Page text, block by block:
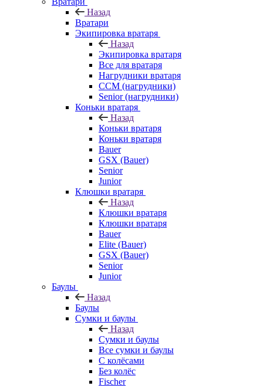
Назад
Вратари
Экипировка вратаря
Назад
Экипировка вратаря
Все для вратаря
Нагрудники вратаря
CCM (нагрудники)
Senior (нагрудники)
Коньки вратаря
Назад
Коньки вратаря
Коньки вратаря
Bauer
GSX (Bauer)
Senior
Junior
Клюшки вратаря
Назад
Клюшки вратаря
Клюшки вратаря
Bauer
Elite (Bauer)
GSX (Bauer)
Senior
Junior
Баулы
Назад
Баулы
Сумки и баулы
Назад
Сумки и баулы
Все сумки и баулы
С колёсами
Без колёс
Fischer